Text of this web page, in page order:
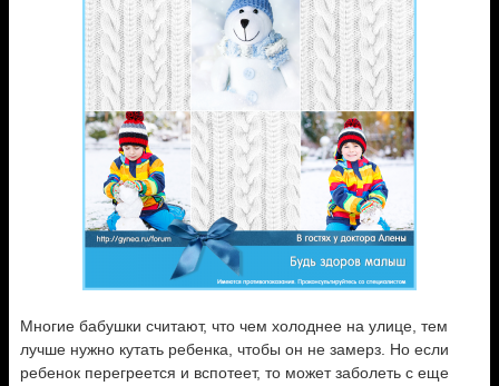
Многие бабушки считают, что чем холоднее на улице, тем
лучше нужно кутать ребенка, чтобы он не замерз. Но если
ребенок перегреется и вспотеет, то может заболеть с еще